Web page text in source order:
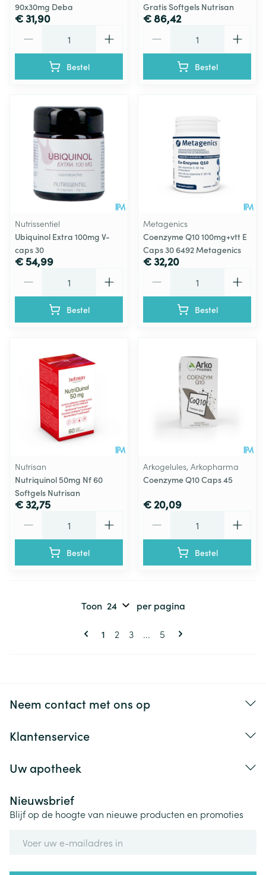
90x30mg Deba
€ 31,90
Bestel
Gratis Softgels Nutrisan
€ 86,42
Bestel
Nutrissentiel
Ubiquinol Extra 100mg V-
caps 30
€ 54,99
Bestel
Metagenics
Coenzyme Q10 100mg+vtt E
Caps 30 6492 Metagenics
€ 32,20
Bestel
Nutrisan
Nutriquinol 50mg Nf 60
Softgels Nutrisan
€ 32,75
Bestel
Arkogelules, Arkopharma
Coenzyme Q10 Caps 45
€ 20,09
Bestel
Pagina's
U lees momenteel pagina
1 Pagina
2 Pagina
3 ... Pagina
5
Toon per pagina
Neem contact met ons op
Klantenservice
Uw apotheek
Nieuwsbrief
Blijf op de hoogte van nieuwe producten en promoties